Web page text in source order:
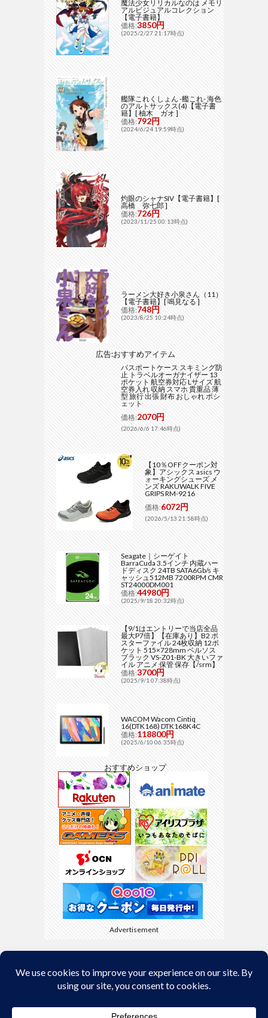
魔法少女リリカルなのは メモリ
アルビジュアルコレクション
【電子書籍】
価格:3850円
(2025/2/27 21:17時点)
艦隊これくしょん -艦これ- 海色
のアルトサックス(4)【電子書
籍】[ 柚木 ガオ ]
価格:792円
(2024/6/24 19:59時点)
灼眼のシャナSIV【電子書籍】[
高橋 弥七郎 ]
価格:726円
(2023/11/25 00:13時点)
ラーメン大好き小泉さん（11）
【電子書籍】[ 鳴見なる ]
価格:748円
(2023/8/25 10:24時点)
広告:おすすめアイテム
パスポートケース スキミング防
止 トラベルオーガナイザー 13
ポケット 航空券対応 Lサイズ 航
空券入れ 収納 スマホ 貴重品 薄
型 旅行 出張 財布 おしゃれ ポシ
ェット
価格:2070円
(2026/6/6 17:46時点)
【10％OFFクーポン対
象】アシックス asics ウ
ォーキングシューズ メ
ンズ RAKUWALK FIVE
GRIPS RM-9216
価格:6072円
(2026/5/13 21:58時点)
Seagate｜シーゲイト
BarraCuda 3.5インチ 内蔵ハー
ドディスク 24TB SATA6Gb/s キ
ャッシュ512MB 7200RPM CMR
ST24000DM001
価格:44980円
(2025/9/18 20:32時点)
【9/1はエントリーで当店全品
最大P7倍】【在庫あり】B2 ポ
スターファイル 24枚収納 12ポ
ケット 515×728mm ベルソス
ブラック VS-Z01-BK 大きいファ
イル アニメ 保管 保存【/srm】
価格:3700円
(2025/9/1 07:38時点)
WACOM Wacom Cintiq
16(DTK168) DTK168K4C
価格:118800円
(2025/6/10 06:35時点)
おすすめショップ
Advertisement
Back to Top